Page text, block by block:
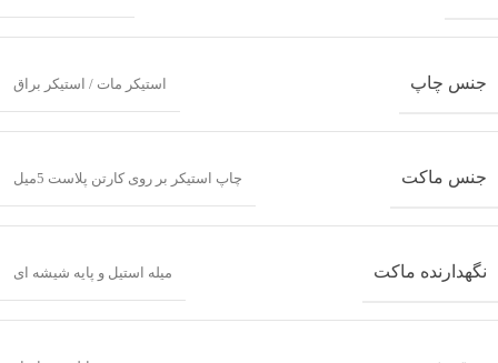
جنس چاپ استیکر مات / استیکر براق
جنس ماکت چاپ استیکر بر روی کارتن پلاست 5میل
نگهدارنده ماکت میله استیل و پایه شیشه ای